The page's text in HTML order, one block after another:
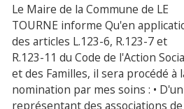
Le Maire de la Commune de LE
TOURNE informe Qu'en
des articles L.123-6, R.123-7 et
R.123-11 du Code de l'Action
et des Familles, il sera procédé à
nomination par mes soins : • D'un
représentant des associations de